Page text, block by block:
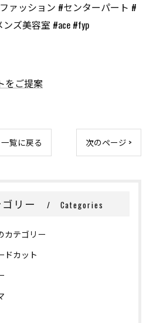
ァッション #センターパート #
ズ美容室 #ace #fyp
をご提案
一覧に戻る 次のページ >
リー Categories
カテゴリー
ドカット